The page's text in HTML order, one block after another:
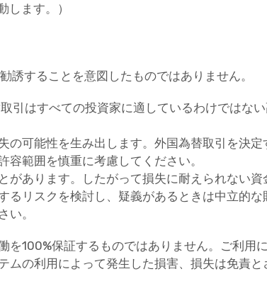
します。）
誘することを意図したものではありません。
引はすべての投資家に適しているわけではな
の可能性を生み出します。外国為替取引を決定
範囲を慎重に考慮してください。
があります。したがって損失に耐えられない資
るリスクを検討し、疑義があるときは中立的な
い。
を100%保証するものではありません。ご利用
ムの利用によって発生した損害、損失は免責と